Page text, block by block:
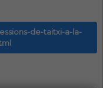
de-taitxi-a-la-